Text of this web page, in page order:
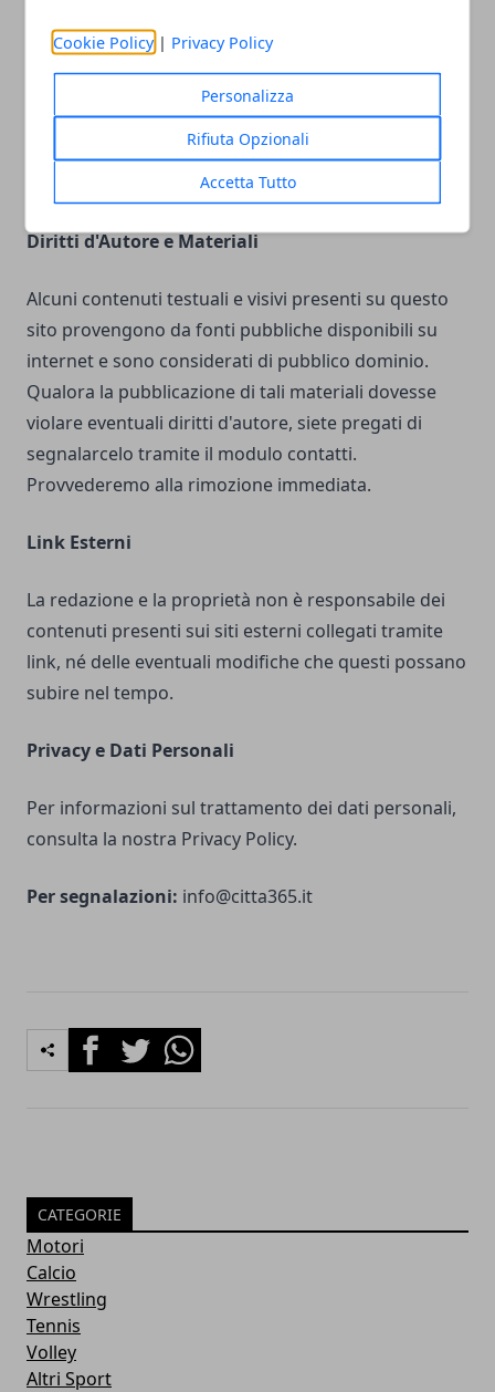
Cookie Policy | Privacy Policy
Personalizza
Rifiuta Opzionali
Accetta Tutto
La redazione non è responsabile per quanto
pubblicato dagli utenti nei commenti. Verranno
rimossi i commenti ritenuti offensivi, lesivi
dell'immagine o dell'onorabilità di terzi, di natura
spam, discriminatori o contenenti dati personali non
conformi alle normative sulla privacy.
Diritti d'Autore e Materiali
Alcuni contenuti testuali e visivi presenti su questo
sito provengono da fonti pubbliche disponibili su
internet e sono considerati di pubblico dominio.
Qualora la pubblicazione di tali materiali dovesse
violare eventuali diritti d'autore, siete pregati di
segnalarcelo tramite il modulo contatti.
Provvederemo alla rimozione immediata.
Link Esterni
La redazione e la proprietà non è responsabile dei
contenuti presenti sui siti esterni collegati tramite
link, né delle eventuali modifiche che questi possano
subire nel tempo.
Privacy e Dati Personali
Per informazioni sul trattamento dei dati personali,
consulta la nostra Privacy Policy.
Per segnalazioni: info@citta365.it
FacebookTwitterWhatsapp
CATEGORIE
Motori
Calcio
Wrestling
Tennis
Volley
Altri Sport